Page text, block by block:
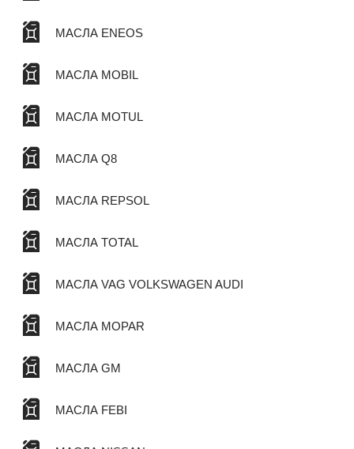
МАСЛА ENEOS
МАСЛА MOBIL
МАСЛА MOTUL
МАСЛА Q8
МАСЛА REPSOL
МАСЛА TOTAL
МАСЛА VAG VOLKSWAGEN AUDI
МАСЛА MOPAR
МАСЛА GM
МАСЛА FEBI